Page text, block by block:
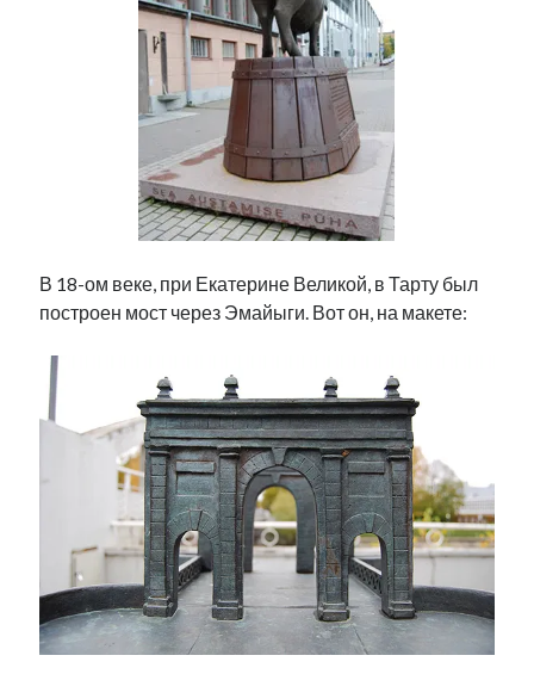
В 18-ом веке, при Екатерине Великой, в Тарту был
построен мост через Эмайыги. Вот он, на макете: